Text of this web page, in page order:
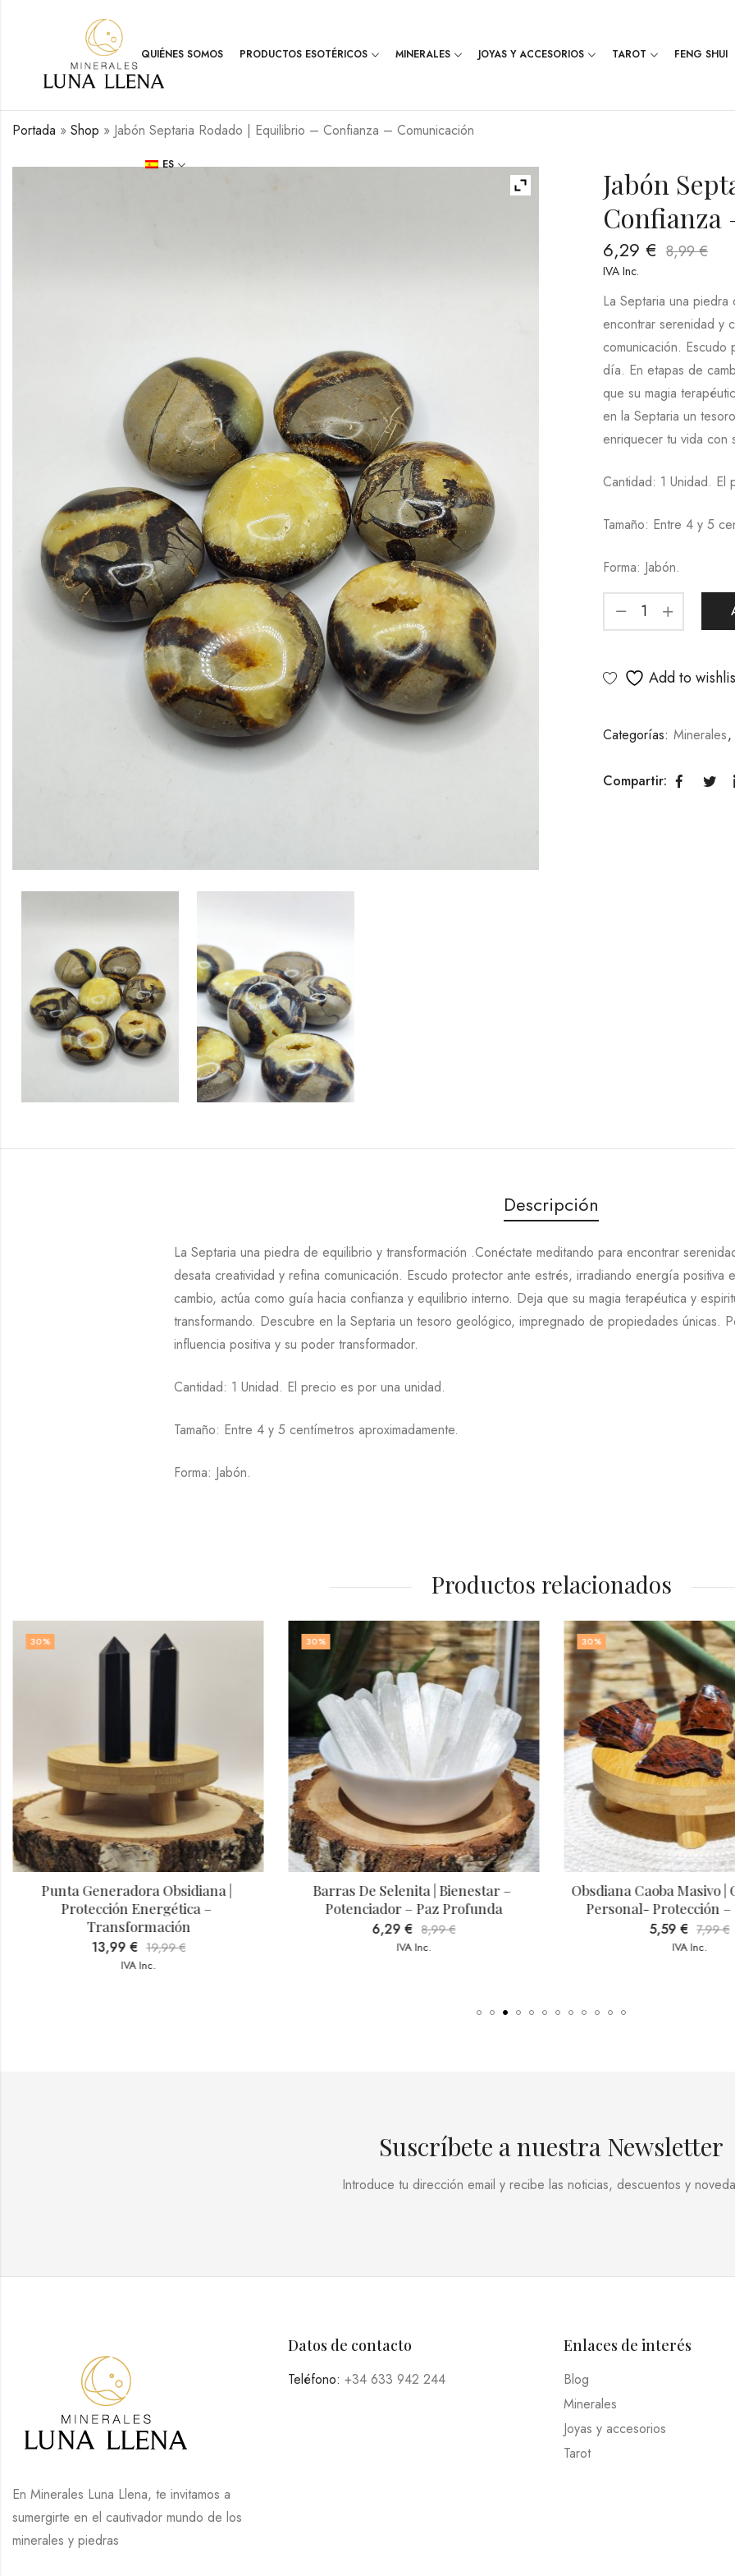
QUIÉNES SOMOS PRODUCTOS ESOTÉRICOS MINERALES JOYAS Y ACCESORIOS TAROT FENG SHUI
ES
Portada » Shop » Jabón Septaria Rodado | Equilibrio – Confianza – Comunicación
Jabón
Confianza
6,29 € 8,99€
IVA Inc.
La Septaria una
encontrar serenidad y
comunicación.
día. En etapas de
que su magia
en la Septaria un
enriquecer tu vida con
Cantidad: 1 Unidad. El
Tamaño: Entre 4 y 5
Forma: Jabón.
Add to
Categorías: Minerales,
Compartir:
Descripción
La Septaria una piedra de equilibrio y transformación .Conéctate meditando para encontrar
desata creatividad y refina comunicación. Escudo protector ante estrés, irradiando energía
cambio, actúa como guía hacia confianza y equilibrio interno. Deja que su magia terapéutica y
transformando. Descubre en la Septaria un tesoro geológico, impregnado de propiedades únicas.
influencia positiva y su poder transformador.
Cantidad: 1 Unidad. El precio es por una unidad.
Tamaño: Entre 4 y 5 centímetros aproximadamente.
Forma: Jabón.
Productos relacionados
30%
Punta Generadora Obsidiana |
Protección Energética –
Transformación
13,99 € 19,99€
IVA Inc.
30%
Barras De Selenita | Bienestar –
Potenciador – Paz Profunda
6,29 € 8,99€
IVA Inc.
30%
Obsdiana Caoba Masivo |
Personal- Protección
5,59 € 7,99€
IVA Inc.
Suscríbete a nuestra Newsletter
Introduce tu dirección email y recibe las noticias, descuentos y
En Minerales Luna Llena, te invitamos a
sumergirte en el cautivador mundo de los
minerales y piedras
Datos de contacto
Teléfono: +34 633 942 244
Enlaces de interés
Blog
Minerales
Joyas y accesorios
Tarot